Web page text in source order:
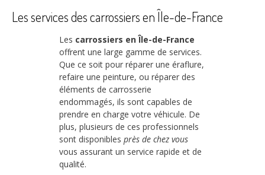
Les services des carrossiers en Île-de-France
Les carrossiers en Île-de-France
offrent une large gamme de services.
Que ce soit pour réparer une éraflure,
refaire une peinture, ou réparer des
éléments de carrosserie
endommagés, ils sont capables de
prendre en charge votre véhicule. De
plus, plusieurs de ces professionnels
sont disponibles près de chez vous
vous assurant un service rapide et de
qualité.